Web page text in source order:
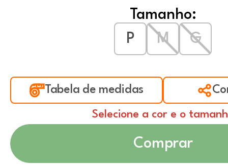
Tamanho:
P
M G
Tabela de medidas
Selecione a cor e o
Comprar